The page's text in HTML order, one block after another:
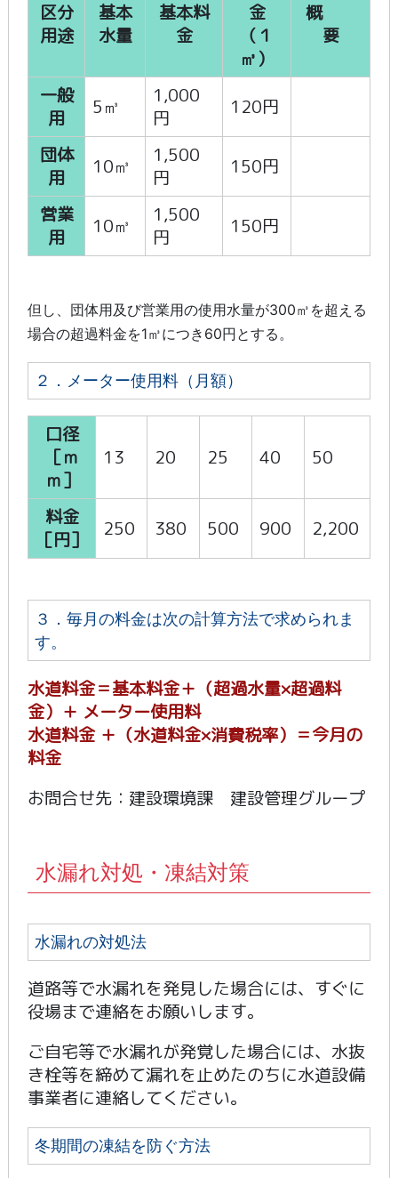
区分
用途
基本
水量
基本料
金
金
（１
㎥）
概
要
一般
用
5㎥
1,000
円
120円
団体
用
10㎥
1,500
円
150円
営業
用
10㎥
1,500
円
150円
但し、団体用及び営業用の使用水量が300㎥を超える
場合の超過料金を1㎥につき60円とする。
２．メーター使用料（月額）
口径
［ｍ
ｍ］
13 20 25 40 50
料金
［円］
250 380 500 900 2,200
３．毎月の料金は次の計算方法で求められま
す。
水道料金＝基本料金＋（超過水量×超過料
金）＋ メーター使用料
水道料金 ＋（水道料金×消費税率）＝今月の
料金
お問合せ先：建設環境課 建設管理グループ
水漏れ対処・凍結対策
水漏れの対処法
道路等で水漏れを発見した場合には、すぐに
役場まで連絡をお願いします。
ご自宅等で水漏れが発覚した場合には、水抜
き栓等を締めて漏れを止めたのちに水道設備
事業者に連絡してください。
冬期間の凍結を防ぐ方法